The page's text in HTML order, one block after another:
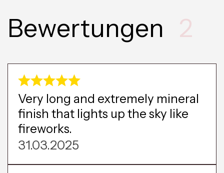
Bewertungen 2
Very long and extremely mineral
finish that lights up the sky like
fireworks.
31.03.2025